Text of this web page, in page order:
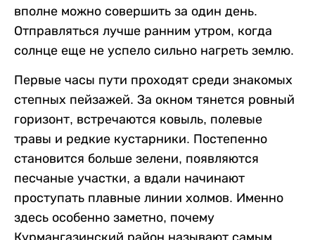
вполне можно совершить за один день.
Отправляться лучше ранним утром, когда
солнце еще не успело сильно нагреть землю.
Первые часы пути проходят среди знакомых
степных пейзажей. За окном тянется ровный
горизонт, встречаются ковыль, полевые
травы и редкие кустарники. Постепенно
становится больше зелени, появляются
песчаные участки, а вдали начинают
проступать плавные линии холмов. Именно
здесь особенно заметно, почему